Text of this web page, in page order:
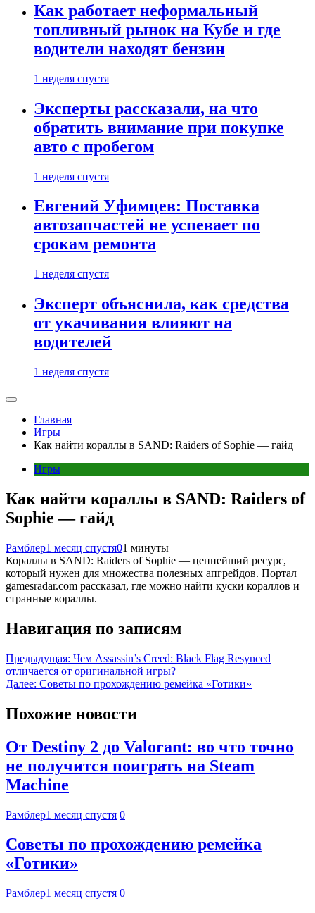
Как работает неформальный
топливный рынок на Кубе и где
водители находят бензин
1 неделя спустя
Эксперты рассказали, на что
обратить внимание при покупке
авто с пробегом
1 неделя спустя
Евгений Уфимцев: Поставка
автозапчастей не успевает по
срокам ремонта
1 неделя спустя
Эксперт объяснила, как средства
от укачивания влияют на
водителей
1 неделя спустя
Главная
Игры
Как найти кораллы в SAND: Raiders of Sophie — гайд
Игры
Как найти кораллы в SAND: Raiders of
Sophie — гайд
Рамблер1 месяц спустя01 минуты
Кораллы в SAND: Raiders of Sophie — ценнейший ресурс,
который нужен для множества полезных апгрейдов. Портал
gamesradar.com рассказал, где можно найти куски кораллов и
странные кораллы.
Навигация по записям
Предыдущая: Чем Assassin’s Creed: Black Flag Resynced
отличается от оригинальной игры?
Далее: Советы по прохождению ремейка «Готики»
Похожие новости
От Destiny 2 до Valorant: во что точно
не получится поиграть на Steam
Machine
Рамблер1 месяц спустя 0
Советы по прохождению ремейка
«Готики»
Рамблер1 месяц спустя 0